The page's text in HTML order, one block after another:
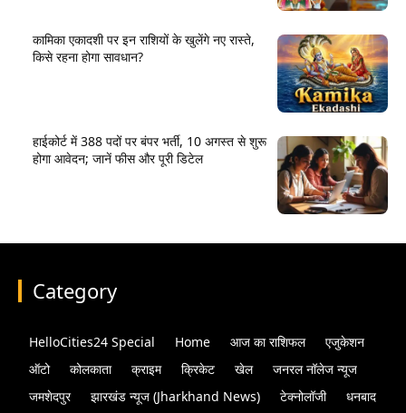
कामिका एकादशी पर इन राशियों के खुलेंगे नए रास्ते,
किसे रहना होगा सावधान?
हाईकोर्ट में 388 पदों पर बंपर भर्ती, 10 अगस्त से शुरू
होगा आवेदन; जानें फीस और पूरी डिटेल
Category
HelloCities24 Special Home आज का राशिफल
एजुकेशन
ऑटो
कोलकाता क्राइम क्रिकेट खेल
जनरल नॉलेज न्यूज
जमशेदपुर
झारखंड न्यूज (Jharkhand News) टेक्नोलॉजी
धनबाद